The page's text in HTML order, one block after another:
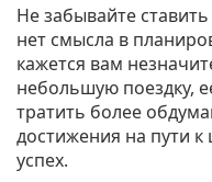
Не забывайте
нет смысла в
кажется вам
небольшую поездку,
тратить более
достижения на пути
успех.